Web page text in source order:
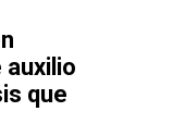
auxilio
que